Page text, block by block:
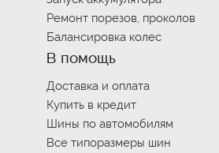
Ремонт порезов, проколов
Балансировка колес
В помощь
Доставка и оплата
Купить в кредит
Шины по автомобилям
Все типоразмеры шин